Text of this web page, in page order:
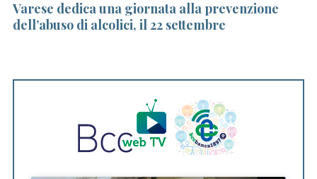
Varese dedica una giornata alla prevenzione
dell’abuso di alcolici, il 22 settembre